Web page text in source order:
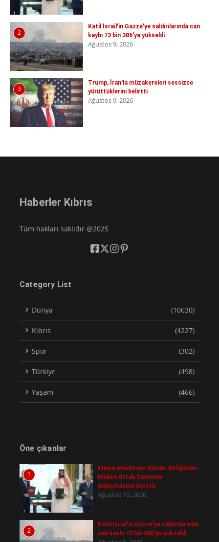
2
Katil İsrail'in Gazze'ye saldırılarında can
kaybı 73 bin 386'ya yükseldi
Ağustos 9, 2026
3
Trump, İran'la müzakereleri sessizce
yürüttüklerini belirtti
Ağustos 9, 2026
Haberler Kıbrıs
Tüm hakları saklıdır @2025
Category List
Dünya (10630)
Kıbrıs (4227)
Spor (302)
Türkiye (498)
Yaşam (466)
Öne çıkanlar
1
Dünya Müslüman Alimler Birliğinden
Mekke Ortak Savunma
Anlaşmasına destek
Ağustos 10, 2026
2
Katil İsrail'in Gazze'ye saldırılarında
can kaybı 73 bin 386'ya yükseldi